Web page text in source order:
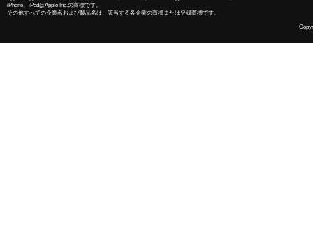
iPhone、iPadはApple Inc.の商標です。
その他すべての企業名および製品名は、該当する各企業の商標または登録商標です。